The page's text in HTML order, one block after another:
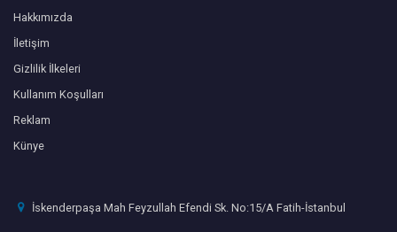
Hakkımızda
İletişim
Gizlilik İlkeleri
Kullanım Koşulları
Reklam
Künye
İskenderpaşa Mah Feyzullah Efendi Sk. No:15/A Fatih-İstanbul